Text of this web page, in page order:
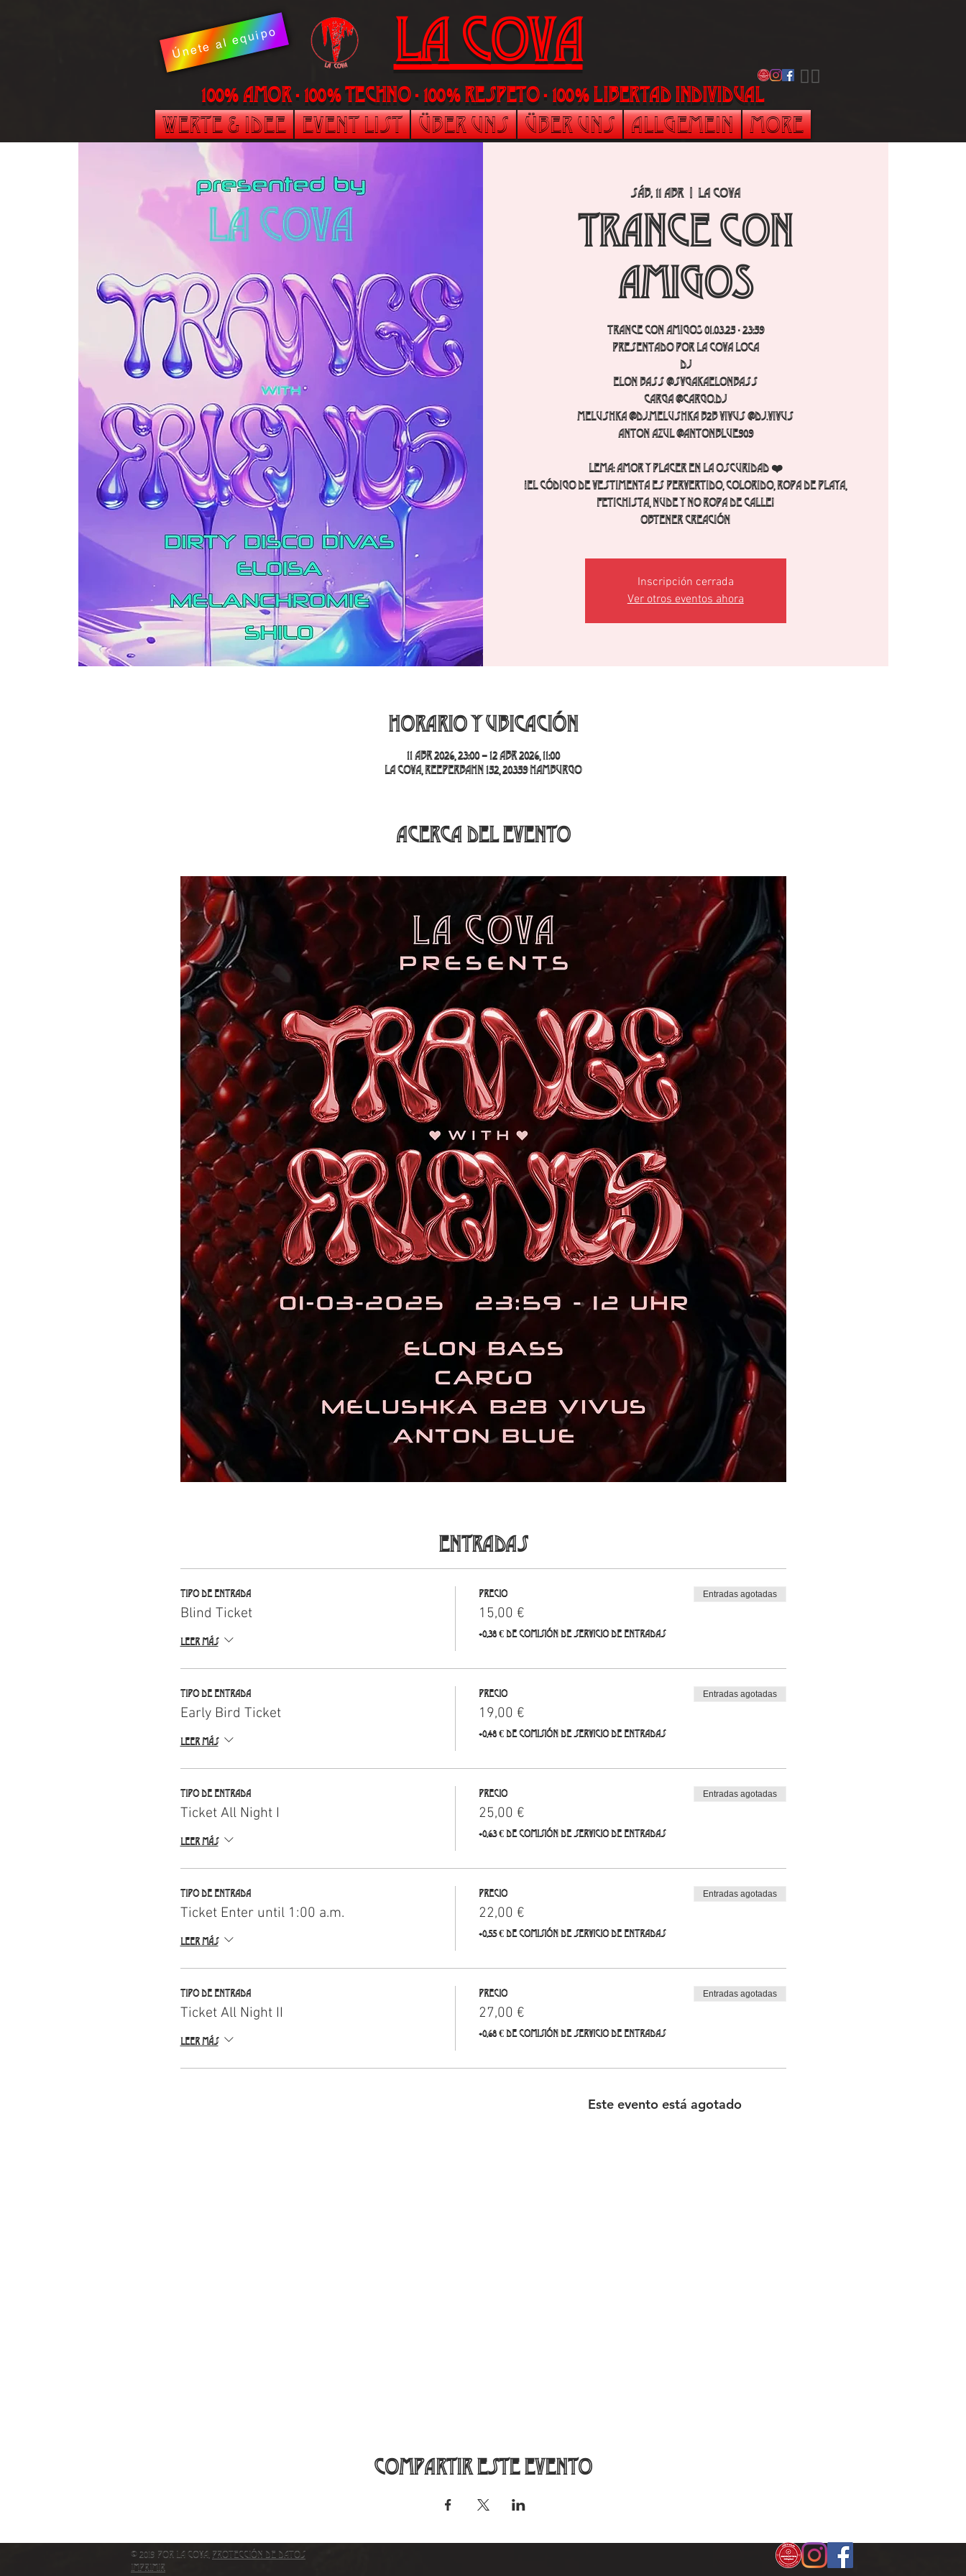
La Cova
100% AMOR - 100% Techno - 100% Respeto - 100% libertad individual
​🏳️‍🌈
Únete al equipo
Werte & Idee Event List Über uns Über uns Allgemein More
sáb, 11 abr
  |
La Cova
TRANCE con
AMIGOS
TRANCE con AMIGOS 01.03.25 - 23:59
Presentado por La Cova Loca
DJ
Elon Bass @svgakaelonbass
Carga @cargo.dj
Melushka @dj.melushka b2b Vivus @dj.vivus
Anton Azul @antonblue909
Lema: Amor y placer en la oscuridad ❤️
¡El código de vestimenta es pervertido, colorido, ropa de playa,
fetichista, nude y no ropa de calle!
Obtener creación
Inscripción cerrada
Ver otros eventos ahora
Horario y ubicación
11 abr 2026, 23:00 – 12 abr 2026, 11:00
La Cova, Reeperbahn 152, 20359 Hamburgo
Acerca del evento
Entradas
Tipo de entrada
Blind Ticket
Leer más
Precio
15,00 €
+0,38 € de comisión de servicio de entradas
Entradas agotadas
Tipo de entrada
Early Bird Ticket
Leer más
Precio
19,00 €
+0,48 € de comisión de servicio de entradas
Entradas agotadas
Tipo de entrada
Ticket All Night I
Leer más
Precio
25,00 €
+0,63 € de comisión de servicio de entradas
Entradas agotadas
Tipo de entrada
Ticket Enter until 1:00 a.m.
Leer más
Precio
22,00 €
+0,55 € de comisión de servicio de entradas
Entradas agotadas
Tipo de entrada
Ticket All Night II
Leer más
Precio
27,00 €
+0,68 € de comisión de servicio de entradas
Entradas agotadas
Este evento está agotado
Compartir este evento
© 2019 por La Cova, Protección de Datos
IMPRIMIR